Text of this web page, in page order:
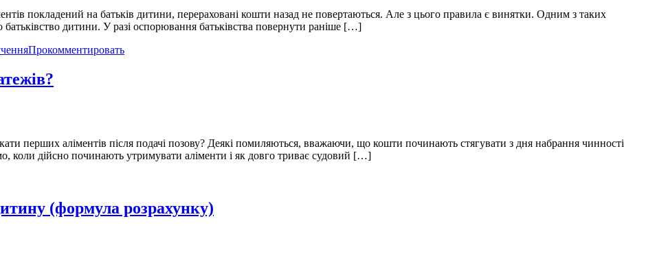
покладений на батьків дитини, перераховані кошти назад не повертаються. Але з цього правила є винятки. Одним з таких
дитини. У разі оспорювання батьківства повернути раніше […]
Прокомментировать
перших аліментів після подачі позову? Деякі помиляються, вважаючи, що кошти починають стягувати з дня набрання чинності
коли дійсно починають утримувати аліменти і як довго триває судовий […]
(формула розрахунку)